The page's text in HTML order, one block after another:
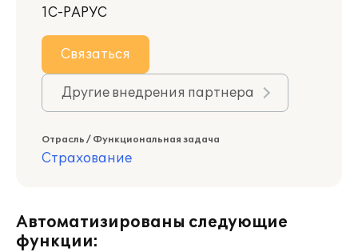
1С-РАРУС
Связаться
Другие внедрения партнера
Отрасль / Функциональная задача
Страхование
Автоматизированы следующие
функции: